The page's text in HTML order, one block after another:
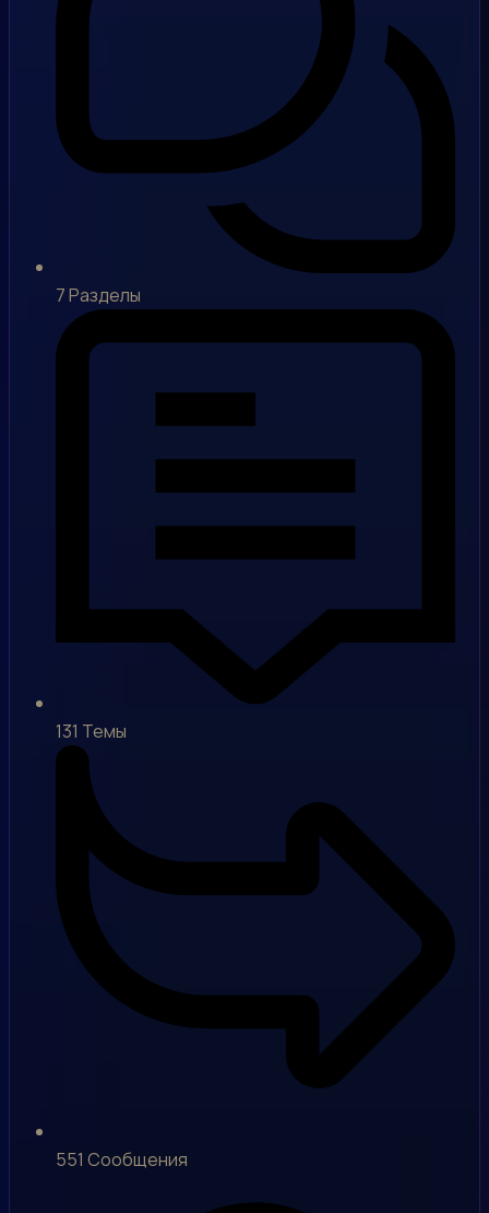
7Разделы
131 Темы
551 Сообщения